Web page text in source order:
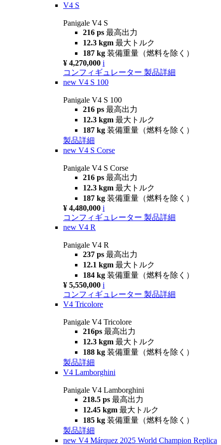
V4 S
Panigale V4 S
216 ps 最高出力
12.3 kgm 最大トルク
187 kg 装備重量（燃料を除く）
¥ 4,270,000 i
コンフィギュレーター 製品詳細
new V4 S 100
Panigale V4 S 100
216 ps 最高出力
12.3 kgm 最大トルク
187 kg 装備重量（燃料を除く）
製品詳細
new V4 S Corse
Panigale V4 S Corse
216 ps 最高出力
12.3 kgm 最大トルク
187 kg 装備重量（燃料を除く）
¥ 4,480,000 i
コンフィギュレーター 製品詳細
new V4 R
Panigale V4 R
237 ps 最高出力
12.1 kgm 最大トルク
184 kg 装備重量（燃料を除く）
¥ 5,550,000 i
コンフィギュレーター 製品詳細
V4 Tricolore
Panigale V4 Tricolore
216ps 最高出力
12.3 kgm 最大トルク
188 kg 装備重量（燃料を除く）
製品詳細
V4 Lamborghini
Panigale V4 Lamborghini
218.5 ps 最高出力
12.45 kgm 最大トルク
185 kg 装備重量（燃料を除く）
製品詳細
new V4 Márquez 2025 World Champion Replica